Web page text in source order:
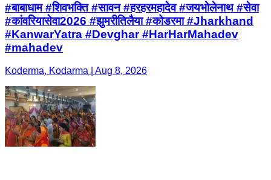
#बाबाधाम #शिवभक्ति #सावन #हरहरमहादेव #जयभोलेनाथ #सेवा
#कांवरियासेवा2026 #झुमरीतिलैया #कोडरमा #Jharkhand
#KanwarYatra #Devghar #HarHarMahadev
#mahadev
Koderma, Kodarma | Aug 8, 2026